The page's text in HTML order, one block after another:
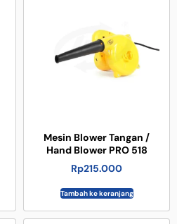
Mesin Blower Tangan /
Hand Blower PRO 518
Rp215.000
Tambah ke keranjang